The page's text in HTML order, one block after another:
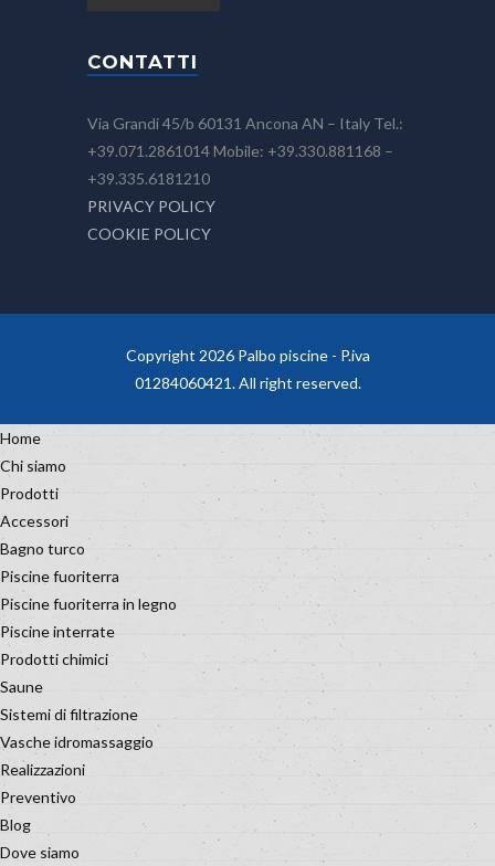
CONTATTI
Via Grandi 45/b 60131 Ancona AN – Italy Tel.:
+39.071.2861014 Mobile: +39.330.881168 –
+39.335.6181210
PRIVACY POLICY
COOKIE POLICY
Copyright 2026 Palbo piscine - P.iva
01284060421. All right reserved.
Home
Chi siamo
Prodotti
Accessori
Bagno turco
Piscine fuoriterra
Piscine fuoriterra in legno
Piscine interrate
Prodotti chimici
Saune
Sistemi di filtrazione
Vasche idromassaggio
Realizzazioni
Preventivo
Blog
Dove siamo